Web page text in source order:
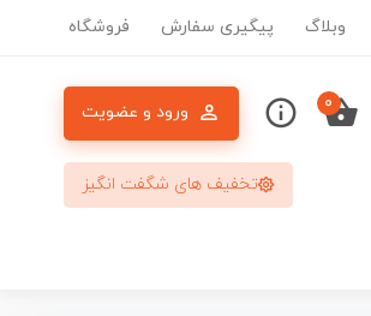
وبلاگ پیگیری سفارش فروشگاه
ورود و عضویت ۰
تخفیف های شگفت انگیز